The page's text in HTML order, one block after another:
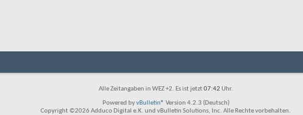
Alle Zeitangaben in WEZ +2. Es ist jetzt07:42 Uhr.
Powered byvBulletin® Version 4.2.3 (Deutsch)
Copyright ©2026 Adduco Digital e.K. und vBulletin Solutions, Inc. Alle Rechte vorbehalten.